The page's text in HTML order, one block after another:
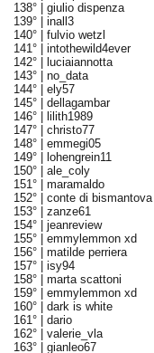
138° | giulio dispenza
139° | inall3
140° | fulvio wetzl
141° | intothewild4ever
142° |
luciaiannotta
143° | no_data
144° | ely57
145° | dellagambar
146° |
lilith1989
147° | christo77
148° | emmegi05
149° |
lohengrein11
150° | ale_coly
151° | maramaldo
152° | conte di bismantova
153° | zanze61
154° | jeanreview
155° | emmylemmon xd
156° | matilde perriera
157° | isy94
158° | marta scattoni
159° | emmylemmon xd
160° | dark is white
161° | dario
162° | valerie_vla
163° | gianleo67